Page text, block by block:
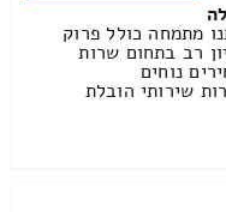
מתמחה כולל פרוק
רב בתחום שרות
נוחים
שירותי הובלת